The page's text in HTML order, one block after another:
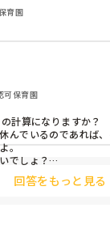
育園
可保育園
計算になりますか？
んでいるのであれば
。
でしょ？
生が、もしも今後、
きたら、その時には、
ればいいと思います。
回答をもっと見る